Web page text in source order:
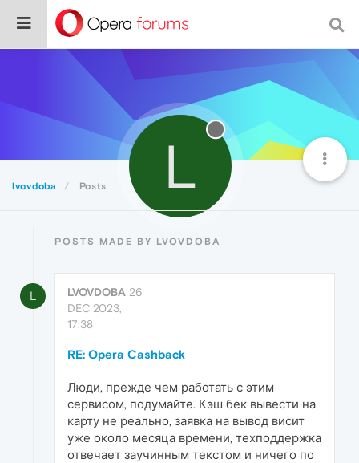
lvovdoba Posts L
POSTS MADE BY LVOVDOBA
L LVOVDOBA 26
DEC 2023,
17:38
RE: Opera Cashback
Люди, прежде чем работать с этим
сервисом, подумайте. Кэш бек вывести на
карту не реально, заявка на вывод висит
уже около месяца времени, техподдержка
отвечает заучинным текстом и ничего по